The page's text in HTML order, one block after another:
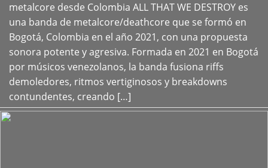
metalcore desde Colombia ALL THAT WE DESTROY es
una banda de metalcore/deathcore que se formó en
Bogotá, Colombia en el año 2021, con una propuesta
sonora potente y agresiva. Formada en 2021 en Bogotá
por músicos venezolanos, la banda fusiona riffs
demoledores, ritmos vertiginosos y breakdowns
contundentes, creando […]
+